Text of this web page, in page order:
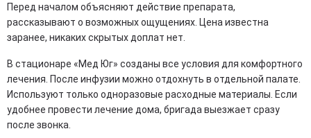
Перед началом объясняют действие препарата,
рассказывают о возможных ощущениях. Цена известна
заранее, никаких скрытых доплат нет.
В стационаре «Мед Юг» созданы все условия для комфортного
лечения. После инфузии можно отдохнуть в отдельной палате.
Используют только одноразовые расходные материалы. Если
удобнее провести лечение дома, бригада выезжает сразу
после звонка.